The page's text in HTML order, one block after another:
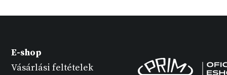
E-shop
Vásárlási feltételek